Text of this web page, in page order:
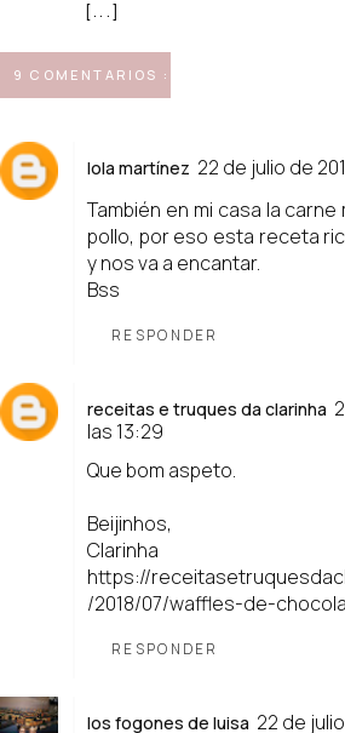
[...]
9 COMENTARIOS :
lola martínez 22 de julio de
También en mi casa la
pollo, por eso esta receta
y nos va a encantar.
Bss
RESPONDER
receitas e truques da clarinha
las 13:29
Que bom aspeto.
Beijinhos,
Clarinha
https://
/2018/07/waffles-de-
RESPONDER
los fogones de luisa 22 de